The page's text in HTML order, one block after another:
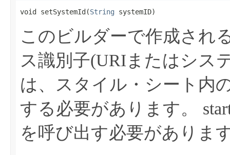
void setSystemId​(String systemID)
このビルダーで作成され
ス識別子(URIまたはシス
は、スタイル・シート内
する必要があります。
を呼び出す必要がありま